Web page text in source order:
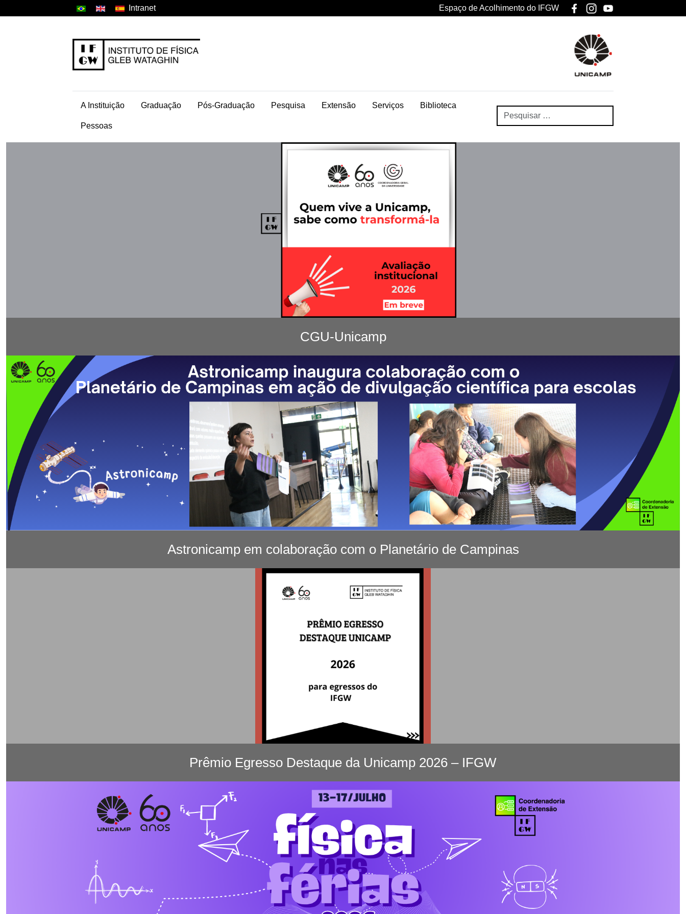
Intranet Espaço de Acolhimento do IFGW
A Instituição Graduação Pós-Graduação Pesquisa Extensão Serviços Biblioteca
Pessoas
CGU-Unicamp
Astronicamp em colaboração com o Planetário de Campinas
Prêmio Egresso Destaque da Unicamp 2026 – IFGW